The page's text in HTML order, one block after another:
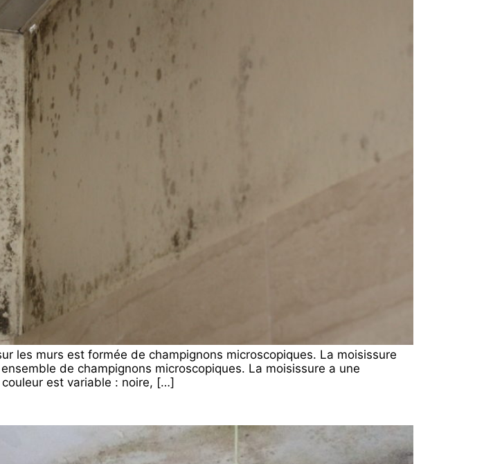
les murs est formée de champignons microscopiques. La moisissure
de champignons microscopiques. La moisissure a une
est variable : noire, […]